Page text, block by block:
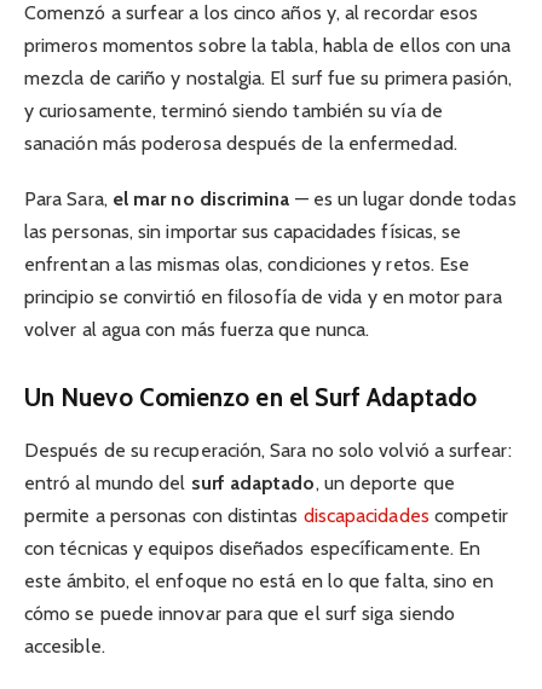
Comenzó a surfear a los cinco años y, al recordar esos
primeros momentos sobre la tabla, habla de ellos con una
mezcla de cariño y nostalgia. El surf fue su primera pasión,
y curiosamente, terminó siendo también su vía de
sanación más poderosa después de la enfermedad.
Para Sara, el mar no discrimina — es un lugar donde todas
las personas, sin importar sus capacidades físicas, se
enfrentan a las mismas olas, condiciones y retos. Ese
principio se convirtió en filosofía de vida y en motor para
volver al agua con más fuerza que nunca.
Un Nuevo Comienzo en el Surf Adaptado
Después de su recuperación, Sara no solo volvió a surfear:
entró al mundo del surf adaptado, un deporte que
permite a personas con distintas discapacidades competir
con técnicas y equipos diseñados específicamente. En
este ámbito, el enfoque no está en lo que falta, sino en
cómo se puede innovar para que el surf siga siendo
accesible.